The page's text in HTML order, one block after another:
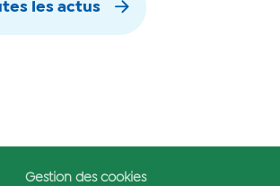
les actus
Gestion des cookies